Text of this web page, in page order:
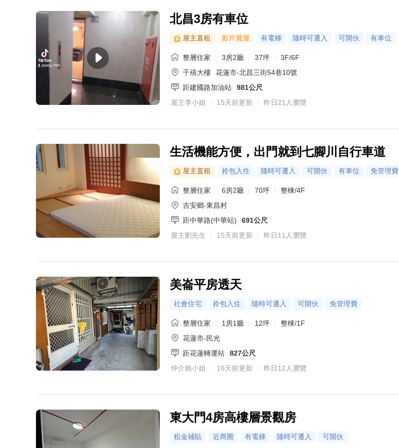
北昌3房有車位
屋主直租 影片賞屋 有電梯 隨時可遷入 可開伙 有車位
整層住家 3房2廳 37坪
3F/6F
千禧大樓
花蓮市-北昌三街54巷10號
距建國路加油站
981公尺
屋主李小姐
15天前更新 昨日21人瀏覽
生活機能方便，出門就到七腳川自行車道
屋主直租 拎包入住 隨時可遷入 可開伙 有車位 免管理費
整層住家 6房2廳 70坪
整棟/4F
吉安鄉-東昌村
距中華路(中華站)
691公尺
屋主劉先生
15天前更新 昨日11人瀏覽
美崙平房透天
社會住宅 拎包入住 隨時可遷入 可開伙 免管理費
整層住家 1房1廳 12坪
整棟/1F
花蓮市-民光
距花蓮轉運站
827公尺
仲介賴小姐
16天前更新 昨日12人瀏覽
東大門4房高樓層景觀房
租金補貼 近商圈 有電梯 隨時可遷入 可開伙